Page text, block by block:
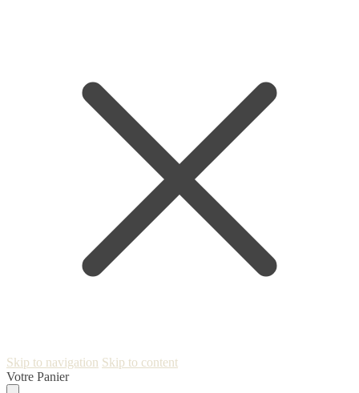
Skip to navigation Skip to content
Votre Panier